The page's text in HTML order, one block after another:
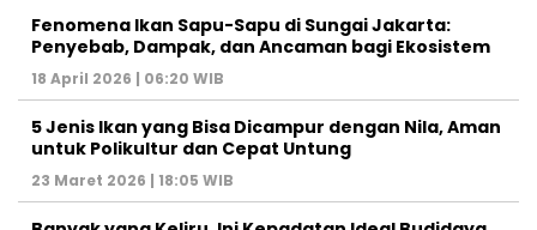
Fenomena Ikan Sapu-Sapu di Sungai Jakarta:
Penyebab, Dampak, dan Ancaman bagi Ekosistem
18 April 2026 | 06:20 WIB
5 Jenis Ikan yang Bisa Dicampur dengan Nila, Aman
untuk Polikultur dan Cepat Untung
23 Maret 2026 | 18:05 WIB